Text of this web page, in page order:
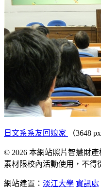
日文系系友回娘家 （3648
© 2026 本網站照片智慧財
素材限校內活動使用，不得
網站建置： 淡江大學 資訊處